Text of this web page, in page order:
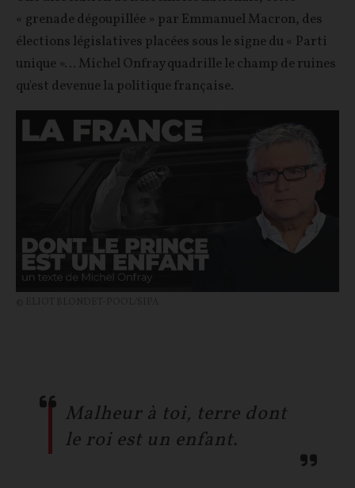
« grenade dégoupillée » par Emmanuel Macron, des
élections législatives placées sous le signe du « Parti
unique »… Michel Onfray quadrille le champ de ruines
qu'est devenue la politique française.
Malheur à toi, terre dont
le roi est un enfant.